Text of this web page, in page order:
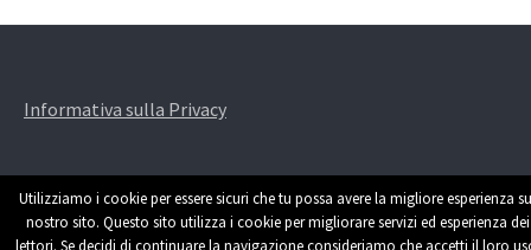
Informativa sulla Privacy
Utilizziamo i cookie per essere sicuri che tu possa avere la migliore esperienza
nostro sito. Questo sito utilizza i cookie per migliorare servizi ed esperienza dei
lettori. Se decidi di continuare la navigazione consideriamo che accetti il loro